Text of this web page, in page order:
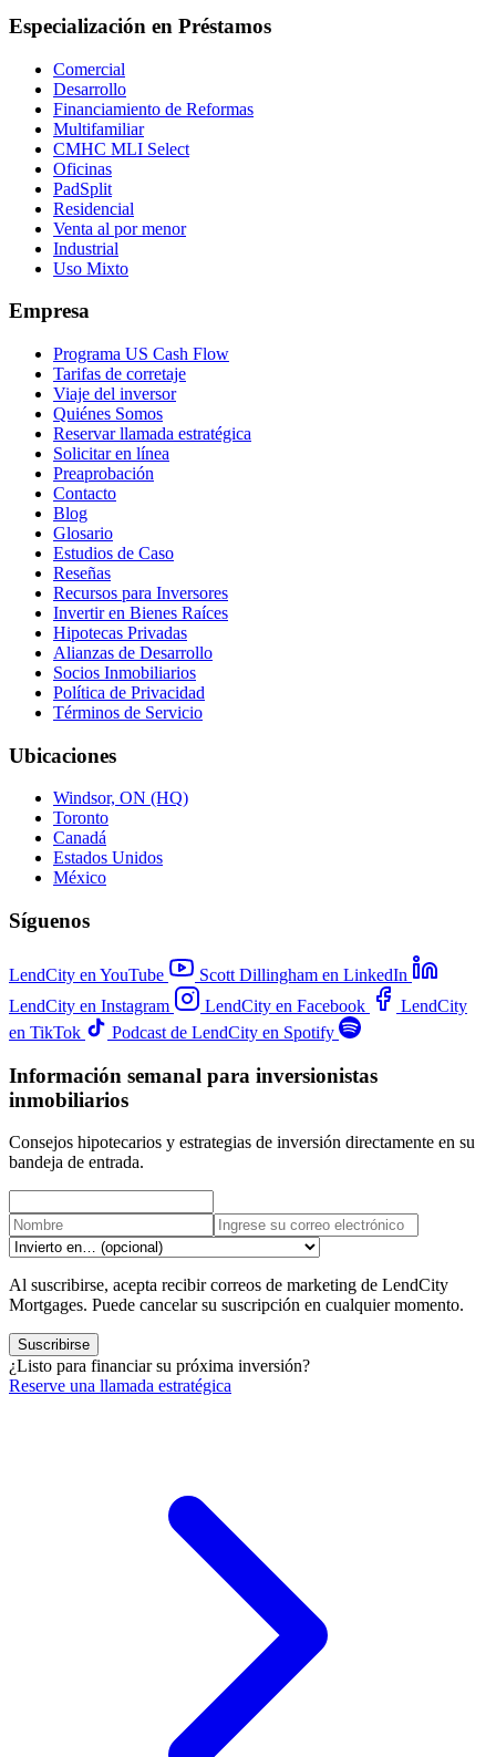
Especialización en Préstamos
Comercial
Desarrollo
Financiamiento de Reformas
Multifamiliar
CMHC MLI Select
Oficinas
PadSplit
Residencial
Venta al por menor
Industrial
Uso Mixto
Empresa
Programa US Cash Flow
Tarifas de corretaje
Viaje del inversor
Quiénes Somos
Reservar llamada estratégica
Solicitar en línea
Preaprobación
Contacto
Blog
Glosario
Estudios de Caso
Reseñas
Recursos para Inversores
Invertir en Bienes Raíces
Hipotecas Privadas
Alianzas de Desarrollo
Socios Inmobiliarios
Política de Privacidad
Términos de Servicio
Ubicaciones
Windsor, ON (HQ)
Toronto
Canadá
Estados Unidos
México
Síguenos
LendCity en YouTube
Scott Dillingham en LinkedIn
LendCity en Instagram
LendCity en Facebook
LendCity
en TikTok
Podcast de LendCity en Spotify
Información semanal para inversionistas
inmobiliarios
Consejos hipotecarios y estrategias de inversión directamente en su
bandeja de entrada.
Al suscribirse, acepta recibir correos de marketing de LendCity
Mortgages. Puede cancelar su suscripción en cualquier momento.
Suscribirse
¿Listo para financiar su próxima inversión?
Reserve una llamada estratégica